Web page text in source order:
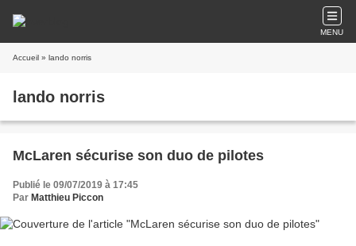
MENU
Accueil » lando norris
lando norris
McLaren sécurise son duo de pilotes
Publié le 09/07/2019 à 17:45
Par Matthieu Piccon